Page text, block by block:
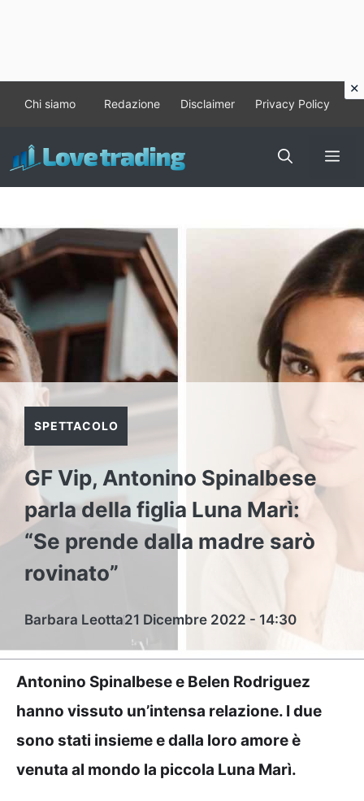
contenuto
Chi siamo Redazione Disclaimer Privacy Policy
SPETTACOLO
GF Vip, Antonino Spinalbese
parla della figlia Luna Marì:
“Se prende dalla madre sarò
rovinato”
Barbara Leotta21 Dicembre 2022 - 14:30
Antonino Spinalbese e Belen Rodriguez
hanno vissuto un’intensa relazione. I due
sono stati insieme e dalla loro amore è
venuta al mondo la piccola Luna Marì.